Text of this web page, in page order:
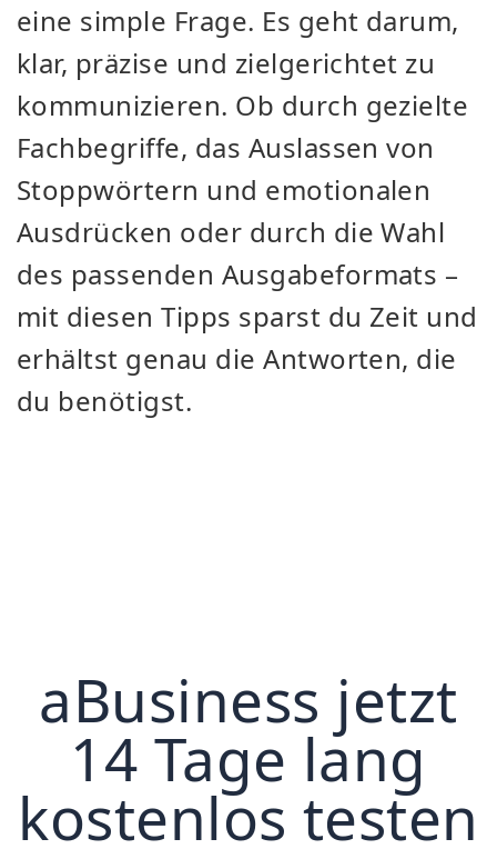
eine simple Frage. Es geht darum,
klar, präzise und zielgerichtet zu
kommunizieren. Ob durch gezielte
Fachbegriffe, das Auslassen von
Stoppwörtern und emotionalen
Ausdrücken oder durch die Wahl
des passenden Ausgabeformats –
mit diesen Tipps sparst du Zeit und
erhältst genau die Antworten, die
du benötigst.
aBusiness jetzt
14 Tage lang
kostenlos testen